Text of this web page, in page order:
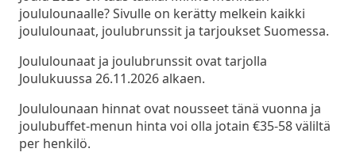
joululounaalle? Sivulle on kerätty melkein kaikki
joululounaat, joulubrunssit ja tarjoukset Suomessa.
Joululounaat ja joulubrunssit ovat tarjolla
Joulukuussa 26.11.2026 alkaen.
Joululounaan hinnat ovat nousseet tänä vuonna ja
joulubuffet-menun hinta voi olla jotain €35-58 väliltä
per henkilö.